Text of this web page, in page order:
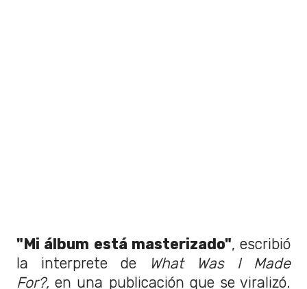
"Mi álbum está masterizado", escribió
la interprete de
What Was I Made
For?,en una publicación que se viralizó.